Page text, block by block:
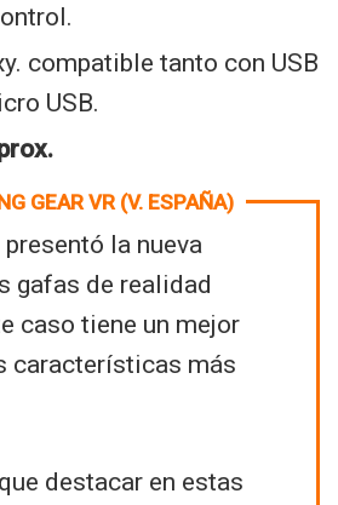
compatible tanto con USB
USB.
GEAR VR (V. ESPAÑA)
la nueva
gafas de realidad
caso tiene un mejor
características más
destacar en estas